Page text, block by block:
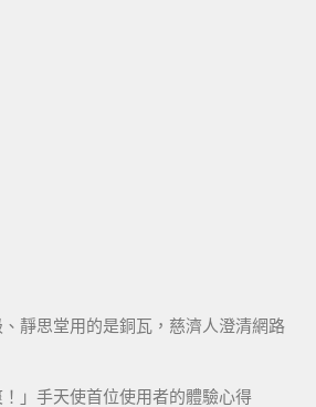
靜思堂用的是銅瓦，慈濟人澄清網路
！」手天使首位使用者的體驗心得